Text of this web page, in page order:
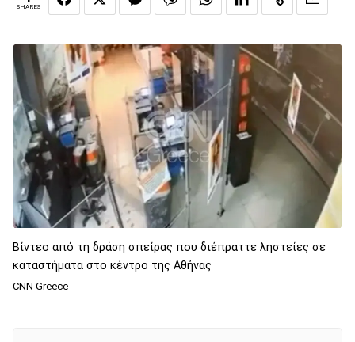
SHARES
Βίντεο από τη δράση σπείρας που διέπραττε ληστείες σε
καταστήματα στο κέντρο της Αθήνας
CNN Greece